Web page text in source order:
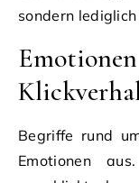
sondern
Begriffe rund
Emotionen